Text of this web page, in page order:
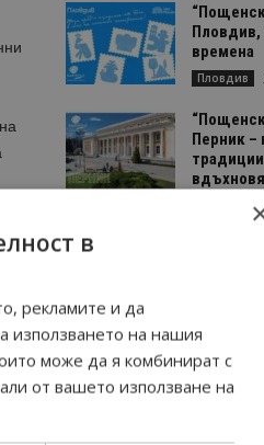
Пловдив,
времена
Пловдив
Перник –
в
рекламите и да
използването на нашия
може да я комбинират с
от вашето използване на